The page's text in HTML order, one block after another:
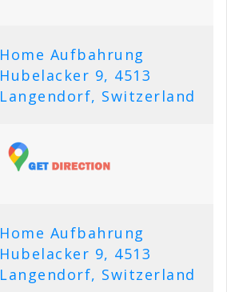
Home Aufbahrung
Hubelacker 9, 4513
Langendorf, Switzerland
Home Aufbahrung
Hubelacker 9, 4513
Langendorf, Switzerland